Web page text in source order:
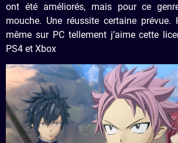
ont été améliorés, mais pour ce
mouche. Une réussite certaine prévue.
même sur PC tellement j’aime cette
PS4 et Xbox